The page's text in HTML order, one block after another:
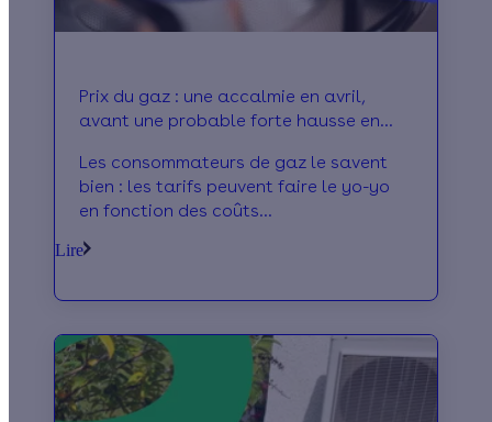
Prix du gaz : une accalmie en avril,
avant une probable forte hausse en
Les consommateurs de gaz le savent
bien : les tarifs peuvent faire le yo-yo
en fonction des coûts
habituellement synonyme de repli des
avec l’actualité au Moyen-Orient, ils
pourraient bien subir une flambée à
partir du 1er mai. On décrypte ensemble
les différents signaux.
Lire